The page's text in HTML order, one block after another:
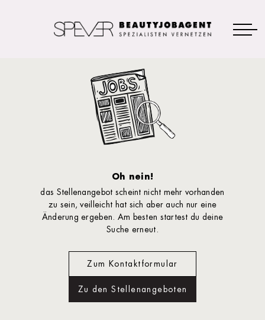
Oh nein!
das Stellenangebot scheint nicht mehr vorhanden
zu sein, veilleicht hat sich aber auch nur eine
Änderung ergeben. Am besten startest du deine
Suche erneut.
Zu den Stellenangeboten
Zum Kontaktformular